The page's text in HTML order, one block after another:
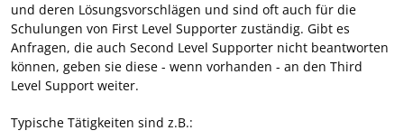
und deren Lösungsvorschlägen und sind oft auch für die
Schulungen von First Level Supporter zuständig. Gibt es
Anfragen, die auch Second Level Supporter nicht beantworten
können, geben sie diese - wenn vorhanden - an den Third
Level Support weiter.
Typische Tätigkeiten sind z.B.: